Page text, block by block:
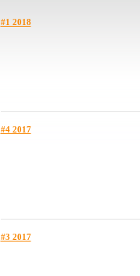
#1 2018
#4 2017
#3 2017